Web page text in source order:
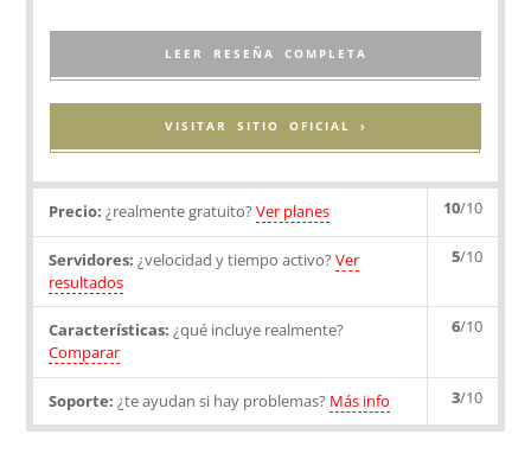
LEER RESEÑA COMPLETA
VISITAR SITIO OFICIAL ›
Precio: ¿realmente gratuito?Ver planes 10/10
Servidores: ¿velocidad y tiempo activo?Ver
resultados
5/10
Características: ¿qué incluye realmente?
Comparar
6/10
Soporte: ¿te ayudan si hay problemas? Más info 3/10